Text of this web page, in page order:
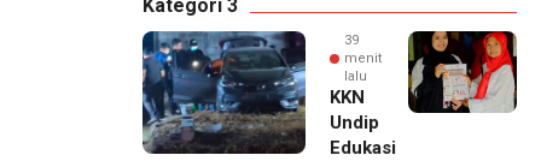
Kategori 3
39
menit
lalu
KKN
Undip
Edukasi